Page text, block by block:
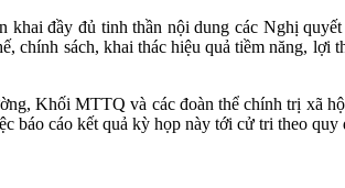
đầy đủ tinh thần nội dung các Nghị
sách, khai thác hiệu quả tiềm năng, lợi
MTTQ và các đoàn thể chính trị xã hội
báo cáo kết quả kỳ họp này tới cử tri theo quy